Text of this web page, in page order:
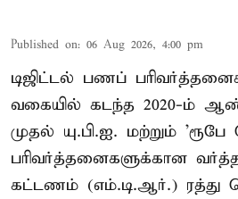
Published on: 06 Aug 2026, 4:00 pm
டிஜிட்டல் பணப்
வகையில் கடந்த 2020-ம்
முதல் யு.பி.ஐ. மற்றும் 'ரூபே
பரிவர்த்தனைகளுக்கான
கட்டணம் (எம்.டி.ஆர்.) ரத்து